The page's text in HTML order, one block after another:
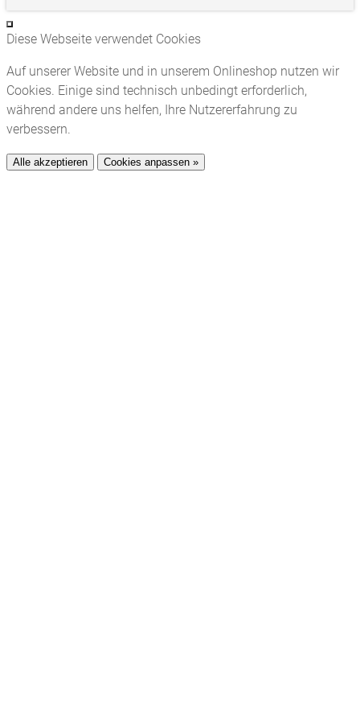
Diese Webseite verwendet Cookies
Auf unserer Website und in unserem Onlineshop nutzen wir
Cookies. Einige sind technisch unbedingt erforderlich,
während andere uns helfen, Ihre Nutzererfahrung zu
verbessern.
Alle akzeptieren Cookies anpassen »